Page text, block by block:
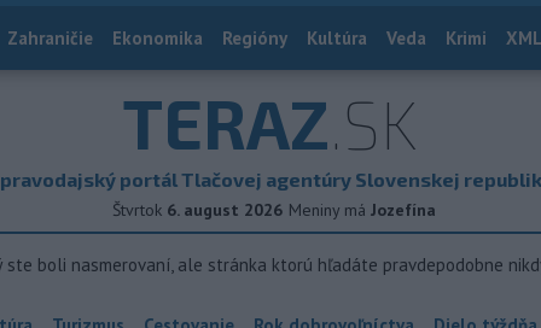
Zahraničie Ekonomika Regióny Kultúra Veda Krimi
TERAZ.SK
portál Tlačovej agentúry Slovenskej
Štvrtok 6. august 2026 Meniny má Jozefína
ste boli nasmerovaní, ale stránka ktorú hľadáte pravdepodobne